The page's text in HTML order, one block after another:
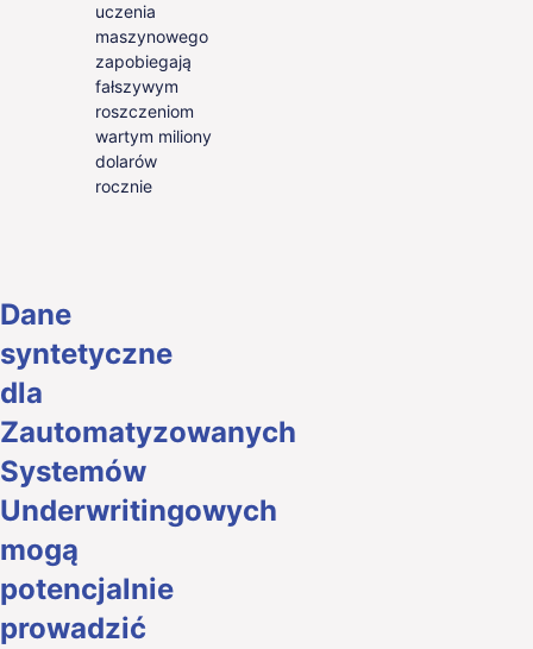
uczenia
maszynowego
zapobiegają
fałszywym
roszczeniom
wartym miliony
dolarów
rocznie
Dane
syntetyczne
dla
Zautomatyzowanych
Systemów
Underwritingowych
mogą
potencjalnie
prowadzić